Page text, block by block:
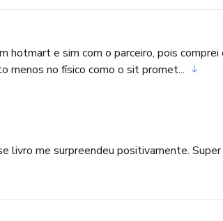
hotmart e sim com o parceiro, pois
menos no físico como o sit promet...
livro me surpreendeu positivamente. Super